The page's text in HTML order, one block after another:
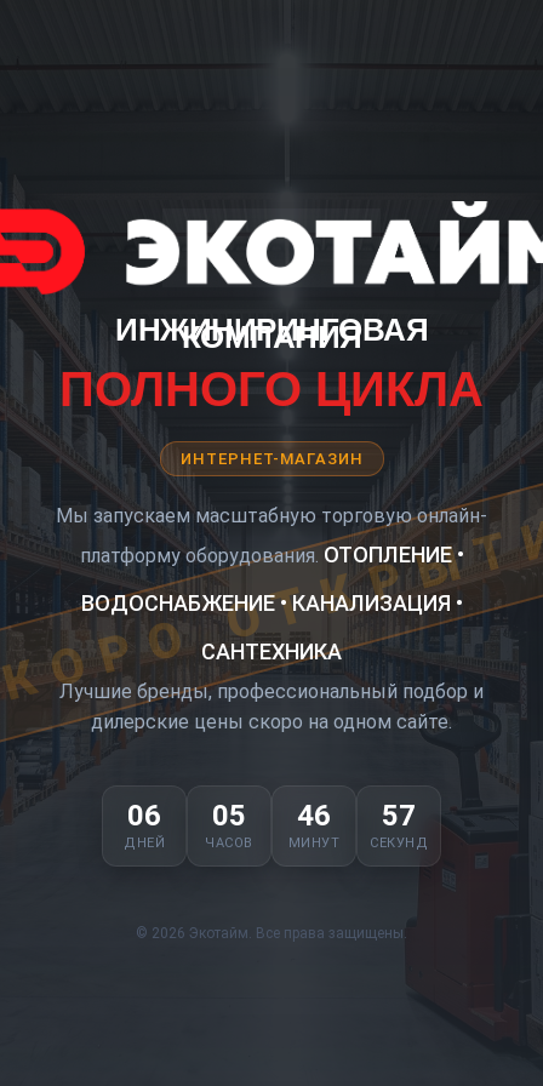
ИНЖИНИРИНГОВАЯ
КОМПАНИЯ
ПОЛНОГО ЦИКЛА
ИНТЕРНЕТ-МАГАЗИН
Мы запускаем масштабную торговую онлайн-
платформу оборудования. ОТОПЛЕНИЕ •
ВОДОСНАБЖЕНИЕ • КАНАЛИЗАЦИЯ •
САНТЕХНИКА
Лучшие бренды, профессиональный подбор и
дилерские цены скоро на одном сайте.
06
ДНЕЙ
05
ЧАСОВ
46
МИНУТ
57
СЕКУНД
© 2026 Экотайм. Все права защищены.